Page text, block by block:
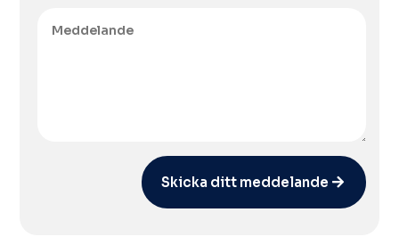
Skicka ditt meddelande